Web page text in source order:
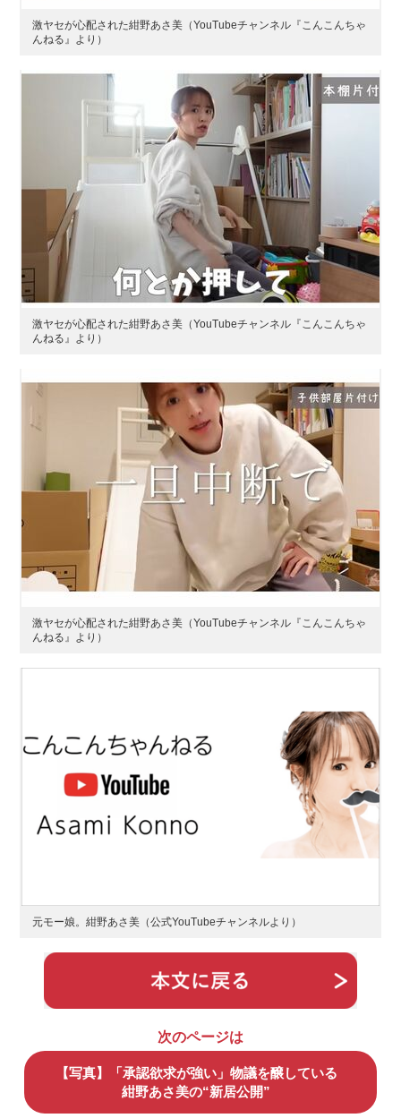
激ヤセが心配された紺野あさ美（YouTubeチャンネル『こんこんちゃ
んねる』より）
激ヤセが心配された紺野あさ美（YouTubeチャンネル『こんこんちゃ
んねる』より）
激ヤセが心配された紺野あさ美（YouTubeチャンネル『こんこんちゃ
んねる』より）
元モー娘。紺野あさ美（公式YouTubeチャンネルより）
次のページは
【写真】「承認欲求が強い」物議を醸している
紺野あさ美の“新居公開”